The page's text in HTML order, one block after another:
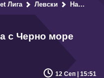
Лига Левски Нашименто виси за мача с Черно море
с Черно море
12 Сеп | 15:51